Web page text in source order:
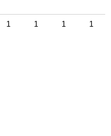
1 1 1 1